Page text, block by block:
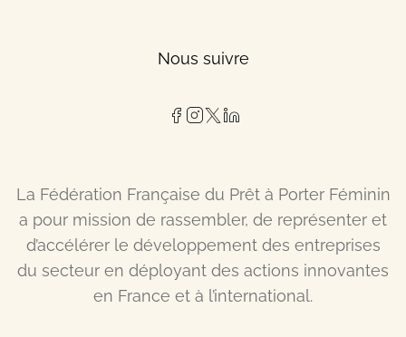
Nous suivre
La Fédération Française du Prêt à Porter Féminin
a pour mission de rassembler, de représenter et
d’accélérer le développement des entreprises
du secteur en déployant des actions innovantes
en France et à l’international.